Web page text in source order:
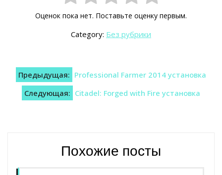
Оценок пока нет. Поставьте оценку первым.
Category: Без рубрики
Навигация
по
записям
Предыдущая: Professional Farmer 2014 установка
Следующая: Citadel: Forged with Fire установка
Похожие посты